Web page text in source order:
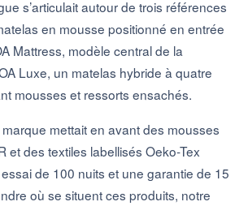
s’articulait autour de trois références
en mousse positionné en entrée
Mattress, modèle central de la
Luxe, un matelas hybride à quatre
mousses et ressorts ensachés.
mettait en avant des mousses
et des textiles labellisés Oeko-Tex
de 100 nuits et une garantie de 15
où se situent ces produits, notre